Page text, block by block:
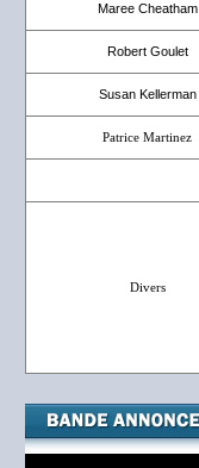
Maree Cheatham
Robert Goulet
Susan Kellerman
Patrice Martinez
Divers